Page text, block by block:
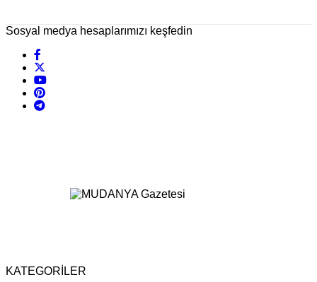
Sosyal medya hesaplarımızı keşfedin
KATEGORİLER